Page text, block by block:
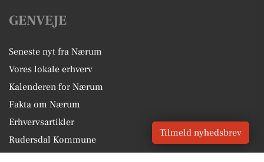
GENVEJE
Seneste nyt fra Nærum
Vores lokale erhverv
Kalenderen for Nærum
Fakta om Nærum
Erhvervsartikler
Rudersdal Kommune
Tilmeld nyhedsbrev